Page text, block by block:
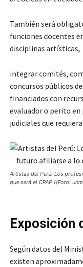
También será
funciones docentes
disciplinas artísticas,
integrar comités,
concursos públicos
financiados con
evaluador o perito
judiciales que
Artistas del Perú: Los
que será el CPAP ((Foto:
Exposición
Según datos del
existen